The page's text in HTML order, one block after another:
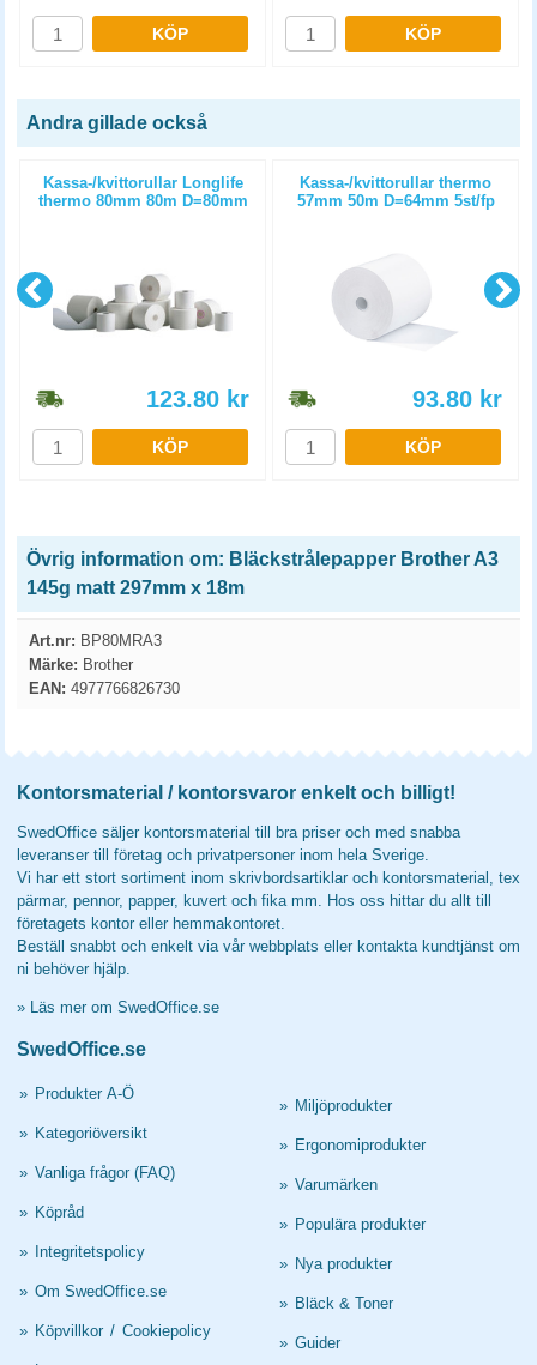
KÖP KÖP
Andra gillade också
Kassa-/kvittorullar Longlife
thermo 80mm 80m D=80mm
123.80 kr
KÖP
Kassa-/kvittorullar thermo
57mm 50m D=64mm 5st/fp
93.80 kr
KÖP
Övrig information om: Bläckstrålepapper Brother A3
145g matt 297mm x 18m
Art.nr: BP80MRA3
Märke: Brother
EAN: 4977766826730
Kontorsmaterial / kontorsvaror enkelt och billigt!
SwedOffice säljer kontorsmaterial till bra priser och med snabba
leveranser till företag och privatpersoner inom hela Sverige.
Vi har ett stort sortiment inom skrivbordsartiklar och kontorsmaterial, tex
pärmar, pennor, papper, kuvert och fika mm. Hos oss hittar du allt till
företagets kontor eller hemmakontoret.
Beställ snabbt och enkelt via vår webbplats eller kontakta kundtjänst om
ni behöver hjälp.
» Läs mer om SwedOffice.se
SwedOffice.se
» Produkter A-Ö
» Kategoriöversikt
» Vanliga frågor (FAQ)
» Köpråd
» Integritetspolicy
» Om SwedOffice.se
» Köpvillkor / Cookiepolicy
» Miljöprodukter
» Ergonomiprodukter
» Varumärken
» Populära produkter
» Nya produkter
» Bläck & Toner
» Guider